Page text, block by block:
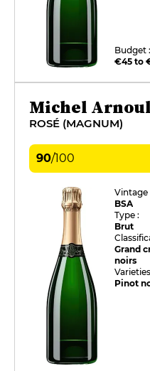
Budget :
€45 to
Michel
ROSÉ (MAGNUM)
90/100
Vintage
BSA
Type :
Brut
Grand
noirs
Pinot